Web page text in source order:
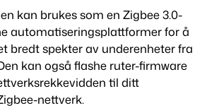
kan brukes som en Zigbee 3.0-
automatiseringsplattformer for å
bredt spekter av underenheter fra
kan også flashe ruter-firmware
til ditt
nettverk.